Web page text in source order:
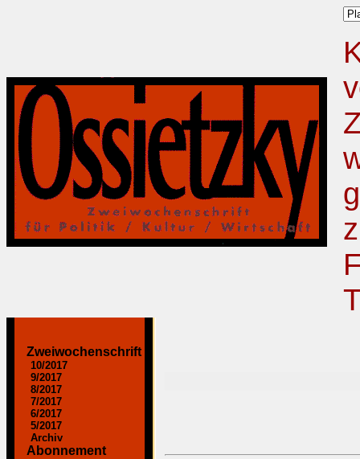
Zweiwochenschrift
10/2017
9/2017
8/2017
7/2017
6/2017
5/2017
Archiv
Abonnement